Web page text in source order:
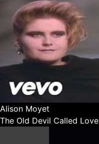
Alison Moyet
The Old Devil Called Love